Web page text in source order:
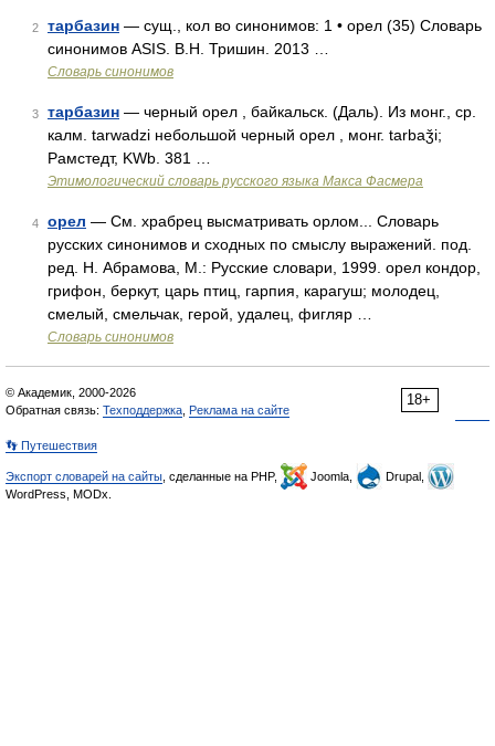
2 тарбазин — сущ., кол во синонимов: 1 • орел (35) Словарь
синонимов ASIS. В.Н. Тришин. 2013 …
Словарь синонимов
3 тарбазин — черный орел , байкальск. (Даль). Из монг., ср.
калм. tarwadzi небольшой черный орел , монг. tarbaǯi;
Рамстедт, KWb. 381 …
Этимологический словарь русского языка Макса Фасмера
4 орел — См. храбрец высматривать орлом... Словарь
русских синонимов и сходных по смыслу выражений. под.
ред. Н. Абрамова, М.: Русские словари, 1999. орел кондор,
грифон, беркут, царь птиц, гарпия, карагуш; молодец,
смелый, смельчак, герой, удалец, фигляр …
Словарь синонимов
18+
© Академик, 2000-2026
Обратная связь: Техподдержка Реклама на сайте
👣 Путешествия
Экспорт словарей на сайты , сделанные на PHP, Joomla,
Drupal,
WordPress, MODx.